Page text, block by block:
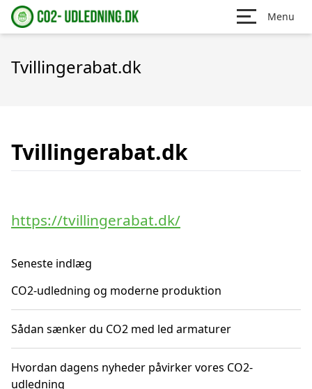
Menu
Tvillingerabat.dk
Tvillingerabat.dk
https://tvillingerabat.dk/
Seneste indlæg
CO2-udledning og moderne produktion
Sådan sænker du CO2 med led armaturer
Hvordan dagens nyheder påvirker vores CO2-
udledning